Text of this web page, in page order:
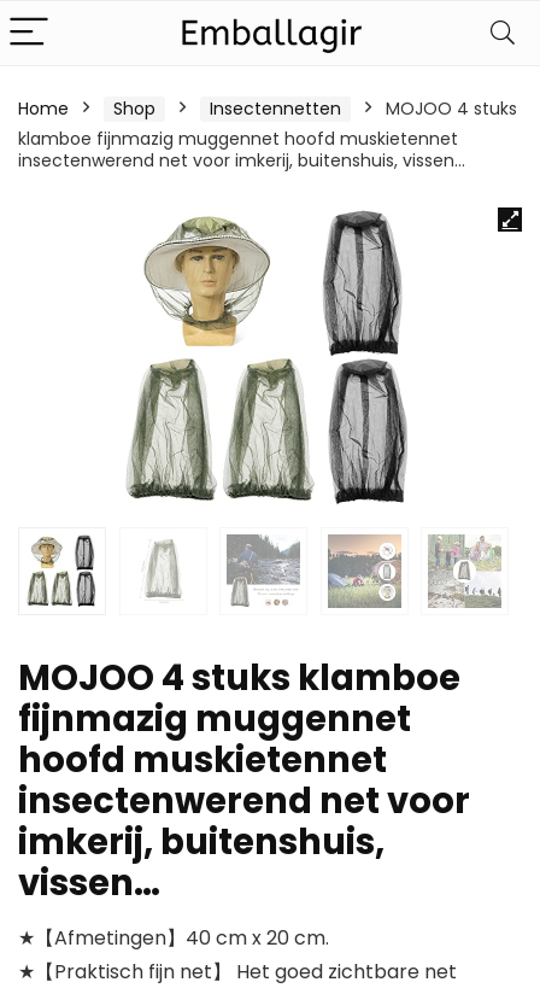
Home Shop Insectennetten
MOJOO 4 stuks
klamboe fijnmazig muggennet hoofd muskietennet
insectenwerend net voor imkerij, buitenshuis, vissen…
MOJOO 4 stuks klamboe
fijnmazig muggennet
hoofd muskietennet
insectenwerend net voor
imkerij, buitenshuis,
vissen…
★【Afmetingen】40 cm x 20 cm.
★【Praktisch fijn net】 Het goed zichtbare net